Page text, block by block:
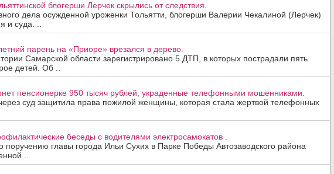
блогерши Лерчек скрылись от следствия.
дела осужденной уроженки Тольятти, блогерши Валерии Чекалиной (Лерчек)
и суда. ..
парень на «Приоре» врезался в дерево.
Самарской области зарегистрировано 5 ДТП, в которых пострадали пять
детей. Об ..
пенсионерке 950 тысяч рублей, украденные телефонными мошенниками.
суд защитила права пожилой женщины, которая стала жертвой телефонных
беседы с водителями электросамокатов .
поручению главы города Ильи Сухих в Парке Победы Автозаводского района
..